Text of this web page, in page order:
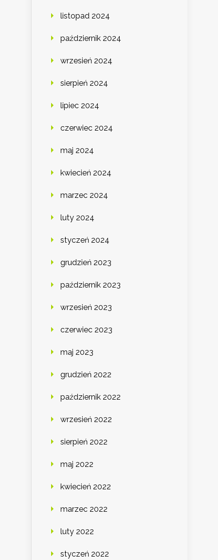
listopad 2024
październik 2024
wrzesień 2024
sierpień 2024
lipiec 2024
czerwiec 2024
maj 2024
kwiecień 2024
marzec 2024
luty 2024
styczeń 2024
grudzień 2023
październik 2023
wrzesień 2023
czerwiec 2023
maj 2023
grudzień 2022
październik 2022
wrzesień 2022
sierpień 2022
maj 2022
kwiecień 2022
marzec 2022
luty 2022
styczeń 2022